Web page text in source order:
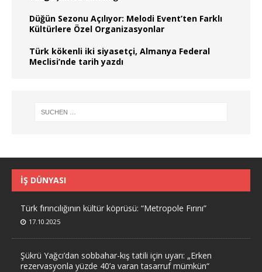
Düğün Sezonu Açılıyor: Melodi Event’ten Farklı
Kültürlere Özel Organizasyonlar
Türk kökenli iki siyasetçi, Almanya Federal
Meclisi’nde tarih yazdı
İŞ DÜNYASI
Türk fırıncılığının kültür köprüsü: “Metropole Fırını”
17.10.2025
Şükrü Yağcı’dan sobbahar-kış tatili için uyarı: „Erken
rezervasyonla yüzde 40’a varan tasarruf mümkün“